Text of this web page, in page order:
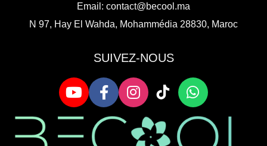
Email: contact@becool.ma
N 97, Hay El Wahda, Mohammédia 28830, Maroc
SUIVEZ-NOUS